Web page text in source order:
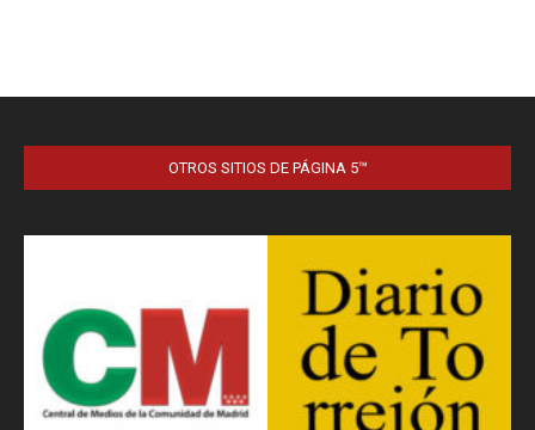
OTROS SITIOS DE PÁGINA 5™